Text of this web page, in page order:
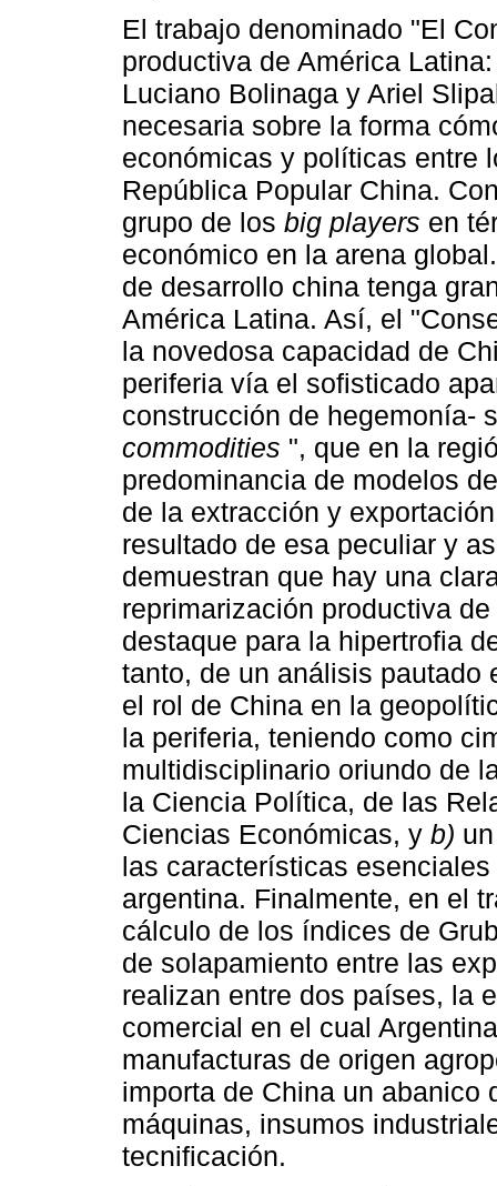
El trabajo denominado "El
productiva de América
Luciano Bolinaga y Ariel
necesaria sobre la forma
económicas y políticas entre
República Popular China.
grupo de los big players en
económico en la arena
de desarrollo china tenga
América Latina. Así, el
la novedosa capacidad de
periferia vía el sofisticado
construcción de hegemonía-
commodities ", que en la
predominancia de modelos
de la extracción y
resultado de esa peculiar y
demuestran que hay una
reprimarización productiva
destaque para la hipertrofia
tanto, de un análisis
el rol de China en la
la periferia, teniendo como
multidisciplinario oriundo de
la Ciencia Política, de las
Ciencias Económicas, y b)
las características
argentina. Finalmente, en el
cálculo de los índices de
de solapamiento entre las
realizan entre dos países, la
comercial en el cual
manufacturas de origen
importa de China un abanico
máquinas, insumos
tecnificación.